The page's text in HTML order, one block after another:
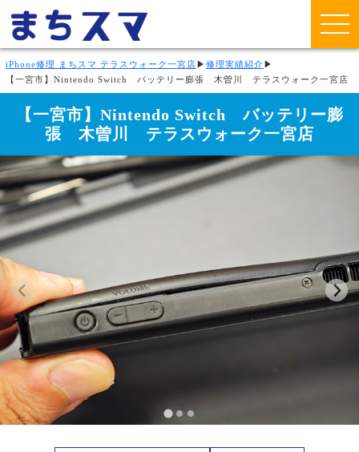
iPhone修理 まちスマ テラスウォーク一宮店 ▶ 修理実績紹介 ▶
【一宮市】Nintendo Switch バッテリー膨張 木曽川 テラスウォーク一宮店
【一宮市】Nintendo Switch バッテリー膨
張 木曽川 テラスウォーク一宮店